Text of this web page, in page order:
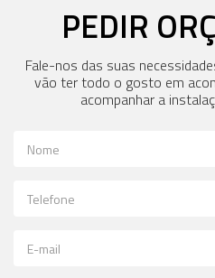
PEDIR
Fale-nos das suas
vão ter todo o gosto em
acompanhar a